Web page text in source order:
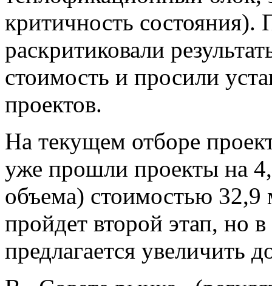
критичность
раскритиковали
стоимость и просили
проектов.
На текущем отборе
уже прошли проекты на
объема) стоимостью 32,9
пройдет второй этап, но
предлагается увеличить